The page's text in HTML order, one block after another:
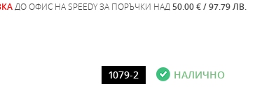
ДО ОФИС НА SPEEDY ЗА ПОРЪЧКИ НАД 50.00 € / 97.79 ЛВ.
1079-2 НАЛИЧНО